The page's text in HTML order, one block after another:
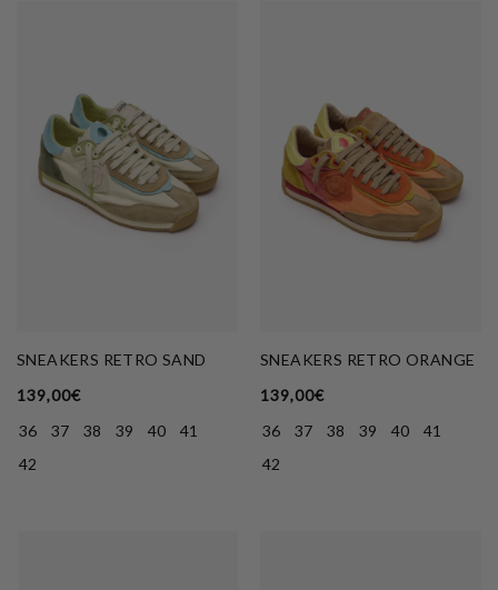
SNEAKERS RETRO SAND
139,00€
36
37 38 39 40
41
42
SNEAKERS RETRO ORANGE
139,00€
36
37 38 39 40
41
42